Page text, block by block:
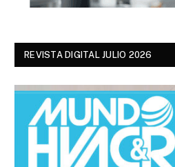
REVISTA DIGITAL JULIO 2026